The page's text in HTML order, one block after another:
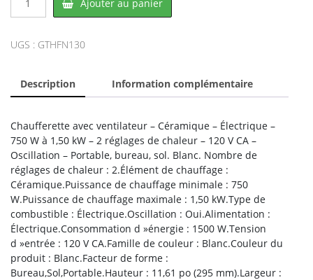
Sovereign
RS
INTERNATIONAL
Ajouter au panier
UGS : GTHFN130
Description Information complémentaire
Chaufferette avec ventilateur – Céramique – Électrique –
750 W à 1,50 kW – 2 réglages de chaleur – 120 V CA –
Oscillation – Portable, bureau, sol. Blanc. Nombre de
réglages de chaleur : 2.Élément de chauffage :
Céramique.Puissance de chauffage minimale : 750
W.Puissance de chauffage maximale : 1,50 kW.Type de
combustible : Électrique.Oscillation : Oui.Alimentation :
Électrique.Consommation d »énergie : 1500 W.Tension
d »entrée : 120 V CA.Famille de couleur : Blanc.Couleur du
produit : Blanc.Facteur de forme :
Bureau,Sol,Portable.Hauteur : 11,61 po (295 mm).Largeur :